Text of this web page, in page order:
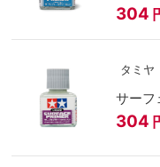
304
タミヤ
サーフ
304